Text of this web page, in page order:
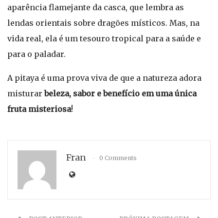
aparência flamejante da casca, que lembra as
lendas orientais sobre dragões místicos. Mas, na
vida real, ela é um tesouro tropical para a saúde e
para o paladar.
A pitaya é uma prova viva de que a natureza adora
misturarbeleza, sabor e benefício em uma única
fruta misteriosa!
Fran 0 Comments